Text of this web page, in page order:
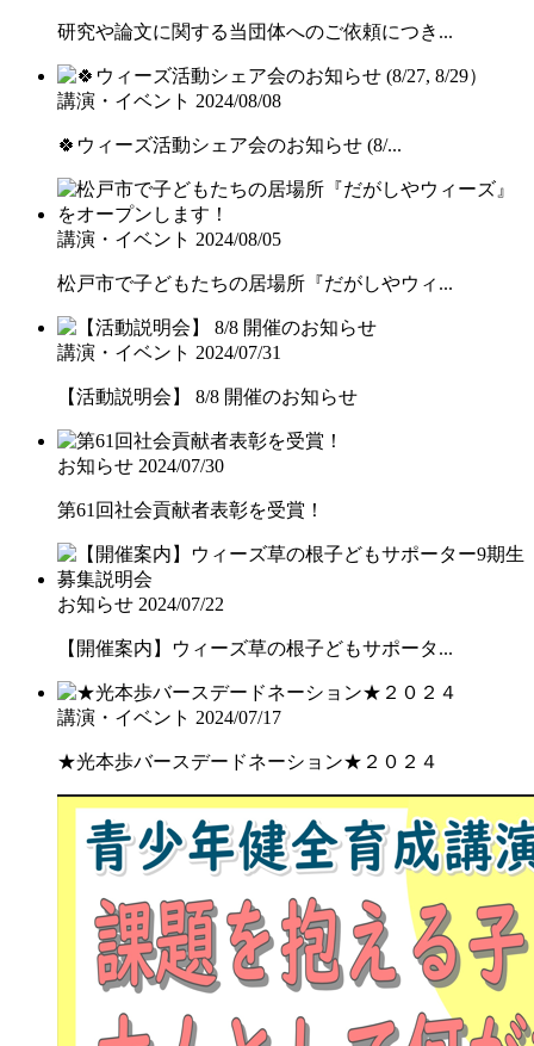
研究や論文に関する当団体へのご依頼につき...
講演・イベント 2024/08/08
🍀ウィーズ活動シェア会のお知らせ (8/...
講演・イベント 2024/08/05
松戸市で子どもたちの居場所『だがしやウィ...
講演・イベント 2024/07/31
【活動説明会】 8/8 開催のお知らせ
お知らせ 2024/07/30
第61回社会貢献者表彰を受賞！
お知らせ 2024/07/22
【開催案内】ウィーズ草の根子どもサポータ...
講演・イベント 2024/07/17
★光本歩バースデードネーション★２０２４